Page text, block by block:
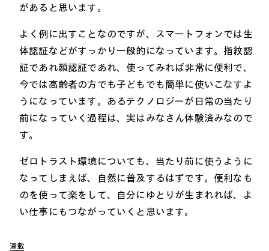
があると思います。
よく例に出すことなのですが、スマートフォンでは生
体認証などがすっかり一般的になっています。指紋認
証であれ顔認証であれ、使ってみれば非常に便利で、
今では高齢者の方でも子どもでも簡単に使いこなすよ
うになっています。あるテクノロジーが日常の当たり
前になっていく過程は、実はみなさん体験済みなので
す。
ゼロトラスト環境についても、当たり前に使うように
なってしまえば、自然に普及するはずです。便利なも
のを使って楽をして、自分にゆとりが生まれれば、よ
い仕事にもつながっていくと思います。
連載